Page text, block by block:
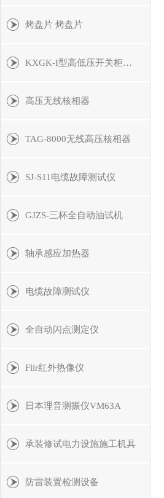
烤盘片 烤盘片
KXGK-I型高低压开关柜通电试验台
高压无线核相器
TAG-8000无线高压核相器
SJ-S11电缆故障测试仪
GJZS-三杯全自动油试机
轴承感应加热器
电缆故障测试仪
全自动闪点测定仪
Flir红外热像仪
日本理音测振仪VM63A
承装修试电力设施施工机具
防雷装置检测设备